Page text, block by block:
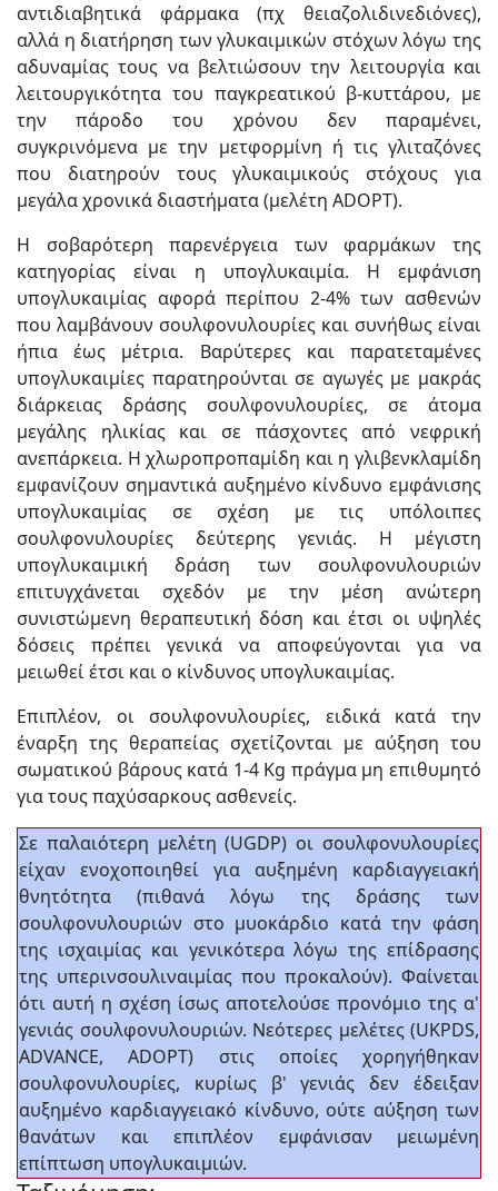
αντιδιαβητικά φάρμακα (πχ θειαζολιδινεδιόνες),
αλλά η διατήρηση των γλυκαιμικών στόχων λόγω της
αδυναμίας τους να βελτιώσουν την λειτουργία και
λειτουργικότητα του παγκρεατικού β-κυττάρου, με
την πάροδο του χρόνου δεν παραμένει,
συγκρινόμενα με την μετφορμίνη ή τις γλιταζόνες
που διατηρούν τους γλυκαιμικούς στόχους για
μεγάλα χρονικά διαστήματα (μελέτη ADOPT).
Η σοβαρότερη παρενέργεια των φαρμάκων της
κατηγορίας είναι η υπογλυκαιμία. Η εμφάνιση
υπογλυκαιμίας αφορά περίπου 2-4% των ασθενών
που λαμβάνουν σουλφονυλουρίες και συνήθως είναι
ήπια έως μέτρια. Βαρύτερες και παρατεταμένες
υπογλυκαιμίες παρατηρούνται σε αγωγές με μακράς
διάρκειας δράσης σουλφονυλουρίες, σε άτομα
μεγάλης ηλικίας και σε πάσχοντες από νεφρική
ανεπάρκεια. Η χλωροπροπαμίδη και η γλιβενκλαμίδη
εμφανίζουν σημαντικά αυξημένο κίνδυνο εμφάνισης
υπογλυκαιμίας σε σχέση με τις υπόλοιπες
σουλφονυλουρίες δεύτερης γενιάς. H μέγιστη
υπογλυκαιμική δράση των σουλφονυλουριών
επιτυγχάνεται σχεδόν µε την μέση ανώτερη
συνιστώμενη θεραπευτική δόση και έτσι οι υψηλές
δόσεις πρέπει γενικά να αποφεύγονται για να
μειωθεί έτσι και ο κίνδυνος υπογλυκαιμίας.
Επιπλέον, οι σουλφονυλουρίες, ειδικά κατά την
έναρξη της θεραπείας σχετίζονται με αύξηση του
σωματικού βάρους κατά 1-4 Kg πράγμα μη επιθυμητό
για τους παχύσαρκους ασθενείς.
Σε παλαιότερη μελέτη (UGDP) οι σουλφονυλουρίες
είχαν ενοχοποιηθεί για αυξημένη καρδιαγγειακή
θνητότητα (πιθανά λόγω της δράσης των
σουλφονυλουριών στο μυοκάρδιο κατά την φάση
της ισχαιμίας και γενικότερα λόγω της επίδρασης
της υπερινσουλιναιμίας που προκαλούν). Φαίνεται
ότι αυτή η σχέση ίσως αποτελούσε προνόμιο της α'
γενιάς σουλφονυλουριών. Νεότερες μελέτες (UKPDS,
ADVANCE, ADOPT) στις οποίες χορηγήθηκαν
σουλφονυλουρίες, κυρίως β' γενιάς δεν έδειξαν
αυξημένο καρδιαγγειακό κίνδυνο, ούτε αύξηση των
θανάτων και επιπλέον εμφάνισαν μειωμένη
επίπτωση υπογλυκαιμιών.